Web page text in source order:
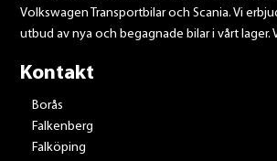
Volkswagen Transportbilar och Scania. Vi
utbud av nya och begagnade bilar i vårt lager.
Kontakt
Borås
Falkenberg
Falköping